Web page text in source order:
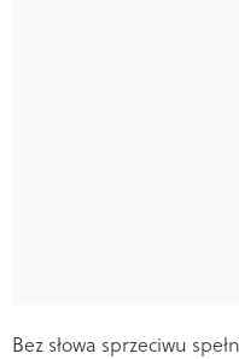
Bez słowa sprzeciwu